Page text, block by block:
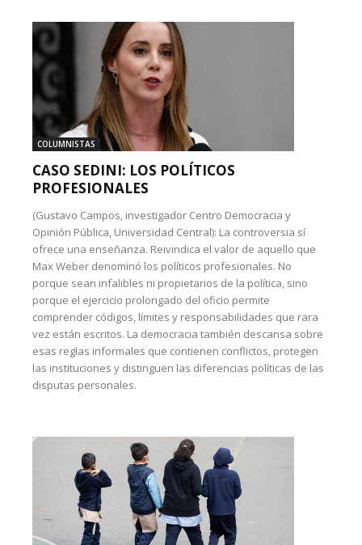
COLUMNISTAS
CASO SEDINI: LOS POLÍTICOS
PROFESIONALES
(Gustavo Campos, investigador Centro Democracia y
Opinión Pública, Universidad Central): La controversia sí
ofrece una enseñanza. Reivindica el valor de aquello que
Max Weber denominó los políticos profesionales. No
porque sean infalibles ni propietarios de la política, sino
porque el ejercicio prolongado del oficio permite
comprender códigos, límites y responsabilidades que rara
vez están escritos. La democracia también descansa sobre
esas reglas informales que contienen conflictos, protegen
las instituciones y distinguen las diferencias políticas de las
disputas personales.